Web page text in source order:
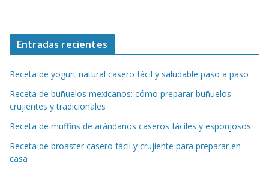
Entradas recientes
Receta de yogurt natural casero fácil y saludable paso a paso
Receta de buñuelos mexicanos: cómo preparar buñuelos
crujientes y tradicionales
Receta de muffins de arándanos caseros fáciles y esponjosos
Receta de broaster casero fácil y crujiente para preparar en
casa